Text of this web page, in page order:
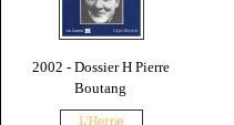
2002 - Dossier H Pierre
Boutang